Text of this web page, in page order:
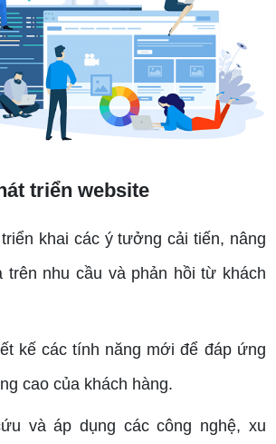
triển website
khai các ý tưởng cải tiến, nâng
trên nhu cầu và phản hồi từ khách
kế các tính năng mới để đáp ứng
cao của khách hàng.
và áp dụng các công nghệ, xu